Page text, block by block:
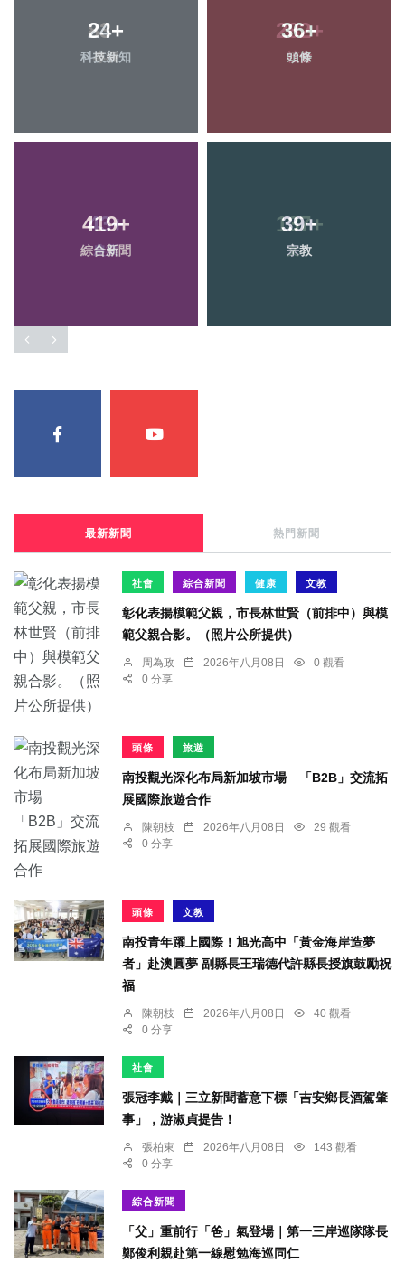
24+
科技新知
36+
頭條
419+
綜合新聞
39+
宗教
最新新聞 熱門新聞
社會 綜合新聞 健康 文教
彰化表揚模範父親，市長林世賢（前排中）與模
範父親合影。（照片公所提供）
周為政 2026年八月08日
0 觀看
0 分享
頭條 旅遊
南投觀光深化布局新加坡市場 「B2B」交流拓
展國際旅遊合作
陳朝枝 2026年八月08日
29 觀看
0 分享
頭條 文教
南投青年躍上國際！旭光高中「黃金海岸造夢
者」赴澳圓夢 副縣長王瑞德代許縣長授旗鼓勵祝
福
陳朝枝 2026年八月08日
40 觀看
0 分享
社會
張冠李戴｜三立新聞蓄意下標「吉安鄉長酒駕肇
事」，游淑貞提告！
張柏東 2026年八月08日
143 觀看
0 分享
綜合新聞
「父」重前行「爸」氣登場｜第一三岸巡隊隊長
鄭俊利親赴第一線慰勉海巡同仁